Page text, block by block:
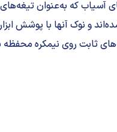
آسیاب که به‌عنوان تیغه‌های
و نوک آنها با پوشش
ثابت روی نیمکره